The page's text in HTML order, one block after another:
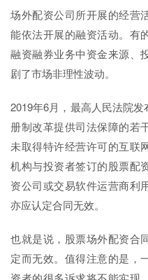
场外配资公司所开展的经营
能依法开展的融资活动。有
融资融券业务中资金来源、
剧了市场非理性波动。
2019年6月，最高人民法院
册制改革提供司法保障的若
未取得特许经营许可的互联
机构与投资者签订的股票配
资公司或交易软件运营商利
亦应认定合同无效。
也就是说，股票场外配资合
定而无效。值得注意的是，